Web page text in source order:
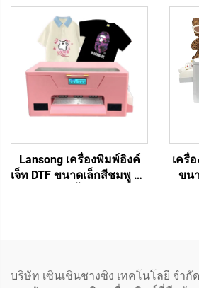
ต่อม้วน ชุด DIY สีชมพู
สำหรับพิมพ์ถ่ายเทความ
ร้อนลงบนเสื้อผ้า
เค
Lansong เครื่องพิมพ์อิงค์
เจ็ท DTF ขนาดเล็กสีชมพู A3
เครื่
ขน
บริษัท เซินเชินชางซิง เทคโนโลยี จำ